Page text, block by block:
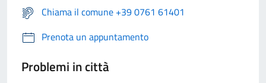
Chiama il comune +39 0761 61401
Prenota un appuntamento
Problemi in città